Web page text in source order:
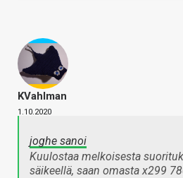
KVahlman
1.10.2020
joghe sanoi
Kuulostaa melkoisesta
säikeellä, saan omasta x299